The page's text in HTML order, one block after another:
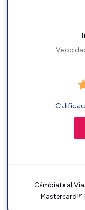
Cámbiate al
Mastercard™